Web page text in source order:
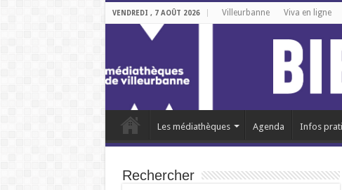
VENDREDI , 7 AOÛT 2026 Villeurbanne Viva en ligne
Les médiathèques Agenda Infos
Rechercher